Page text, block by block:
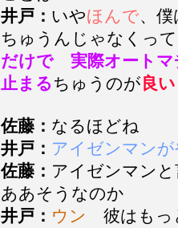
井戸： いやほんで、
ちゅうんじゃなく
だけで 実際オート
止まる ちゅうのが 良い
佐藤： なるほどね
井戸： アイゼンマン
佐藤： アイゼンマン
ああそうなのか
井戸： ウン
彼はもっ